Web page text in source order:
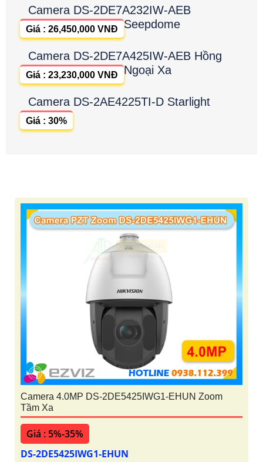
Camera DS-2DE7A232IW-AEB
Seepdome
Giá : 26,450,000 VNĐ
Camera DS-2DE7A425IW-AEB Hồng
Ngoại Xa
Giá : 23,230,000 VNĐ
Camera DS-2AE4225TI-D Starlight
Giá : 30%
Camera 4.0MP DS-2DE5425IWG1-EHUN Zoom
Tầm Xa
Giá : 5%-35%
DS-2DE5425IWG1-EHUN